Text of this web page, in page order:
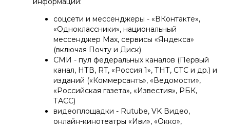
соцсети и мессенджеры - «ВКонтакте»,
«Одноклассники», национальный
мессенджер Max, сервисы «Яндекса»
(включая Почту и Диск)
СМИ - пул федеральных каналов (Первый
канал, НТВ, RT, «Россия 1», ТНТ, СТС и др.) и
изданий («Коммерсантъ», «Ведомости»,
«Российская газета», «Известия», РБК,
ТАСС)
видеоплощадки - Rutube, VK Видео,
онлайн-кинотеатры «Иви», «Окко»,